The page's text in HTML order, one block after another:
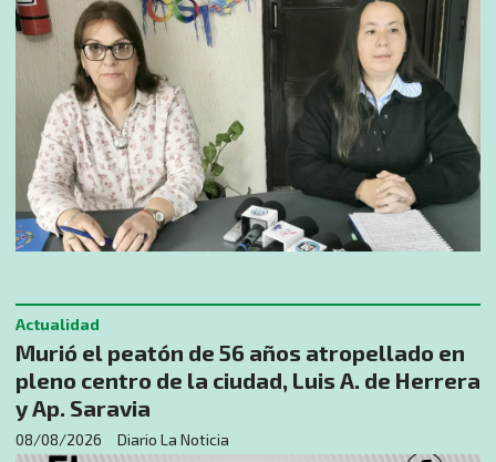
Murió el peatón de 56 años atropellado en
pleno centro de la ciudad, Luis A. de Herrera
y Ap. Saravia
Diario La Noticia
Actualidad
08/08/2026